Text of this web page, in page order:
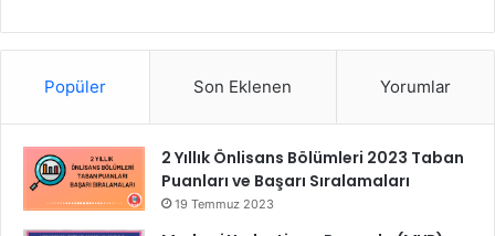
Popüler Son Eklenen Yorumlar
2 Yıllık Önlisans Bölümleri 2023 Taban
Puanları ve Başarı Sıralamaları
19 Temmuz 2023